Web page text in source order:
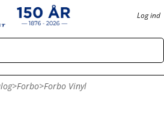
Log ind
>Forbo>Forbo Vinyl